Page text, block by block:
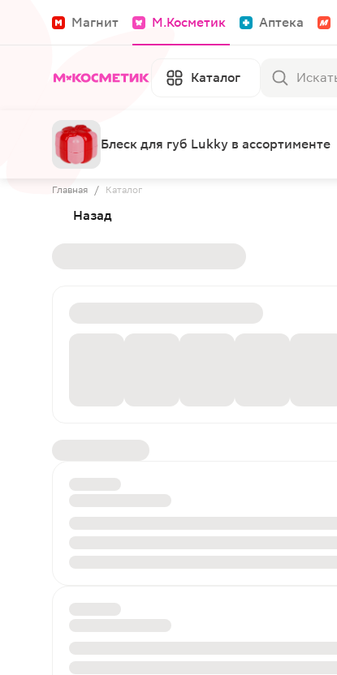
Магнит М.Косметик Аптека
Каталог
Блеск для губ Lukky в ассортименте
Главная / Каталог
Назад